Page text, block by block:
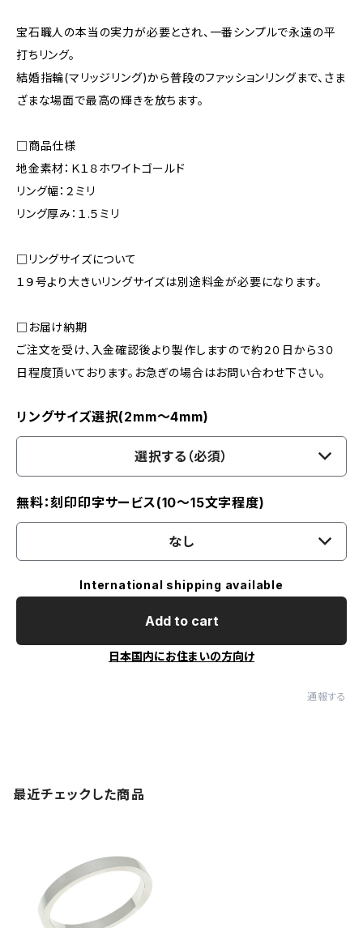
宝石職人の本当の実力が必要とされ、一番シンプルで永遠の平
打ちリング。
結婚指輪(マリッジリング)から普段のファッションリングまで、さま
ざまな場面で最高の輝きを放ちます。
□商品仕様
地金素材：Ｋ１８ホワイトゴールド
リング幅：２ミリ
リング厚み：１.５ミリ
□リングサイズについて
１９号より大きいリングサイズは別途料金が必要になります。
□お届け納期
ご注文を受け、入金確認後より製作しますので約２０日から３０
日程度頂いております。お急ぎの場合はお問い合わせ下さい。
リングサイズ選択(2mm〜4mm)
選択する（必須）
無料：刻印印字サービス(10〜15文字程度)
なし
International shipping available
Add to cart
日本国内にお住まいの方向け
通報する
最近チェックした商品